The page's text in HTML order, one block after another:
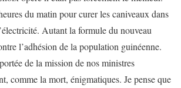
du matin pour curer les caniveaux dans
Autant la formule du nouveau
l’adhésion de la population guinéenne.
de la mission de nos ministres
comme la mort, énigmatiques. Je pense que